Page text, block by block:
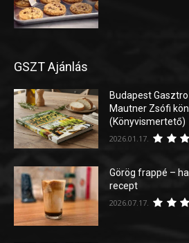
GSZT Ajánlás
Budapest
Mautner Zsófi
(Könyvismertető)
2026.01.17.
Görög frappé –
recept
2026.07.17.